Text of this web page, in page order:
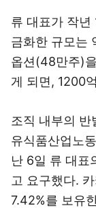
류 대표가 작년
금화한 규모는
옵션(48만주)
게 되면, 1200
조직 내부의 반
유식품산업노
난 6일 류 대표
고 요구했다.
7.42%를 보유